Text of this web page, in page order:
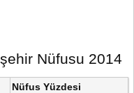
Nüfusu 2014
Nüfus Yüzdesi